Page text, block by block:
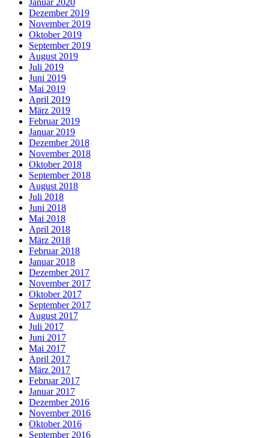
Januar 2020
Dezember 2019
November 2019
Oktober 2019
September 2019
August 2019
Juli 2019
Juni 2019
Mai 2019
April 2019
März 2019
Februar 2019
Januar 2019
Dezember 2018
November 2018
Oktober 2018
September 2018
August 2018
Juli 2018
Juni 2018
Mai 2018
April 2018
März 2018
Februar 2018
Januar 2018
Dezember 2017
November 2017
Oktober 2017
September 2017
August 2017
Juli 2017
Juni 2017
Mai 2017
April 2017
März 2017
Februar 2017
Januar 2017
Dezember 2016
November 2016
Oktober 2016
September 2016